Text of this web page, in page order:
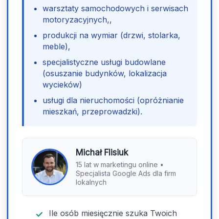
warsztaty samochodowych i serwisach
motoryzacyjnych,,
produkcji na wymiar (drzwi, stolarka,
meble),
specjalistyczne usługi budowlane
(osuszanie budynków, lokalizacja
wycieków)
usługi dla nieruchomości (opróżnianie
mieszkań, przeprowadzki).
Michał Flisiuk
15 lat w marketingu online •
Specjalista Google Ads dla firm
lokalnych
Ile osób miesięcznie szuka Twoich